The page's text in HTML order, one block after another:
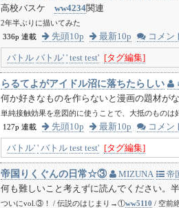
高校バスケ ww4234関連
2年半ぶりに描いてみた
336p 連載
先頭10p 最新10p コメン
バトル バトル' ' test test' [タグ編集]
らるてよがアイドル沼に落ちたらしい
何か好きなものを作らないと漫画の題材が
単純接触効果を意図的に使うことで、大抵のもの
127p 連載
先頭10p 最新10p コメン
バトル' ' バトル test test' [タグ編集]
帝国りくぐんの日常☆③ MIZUNA
帝
何も難しいこと考えずに読んでください。
ついにvol.③！ / 伝説のはじまり→①ww5110 / 空前